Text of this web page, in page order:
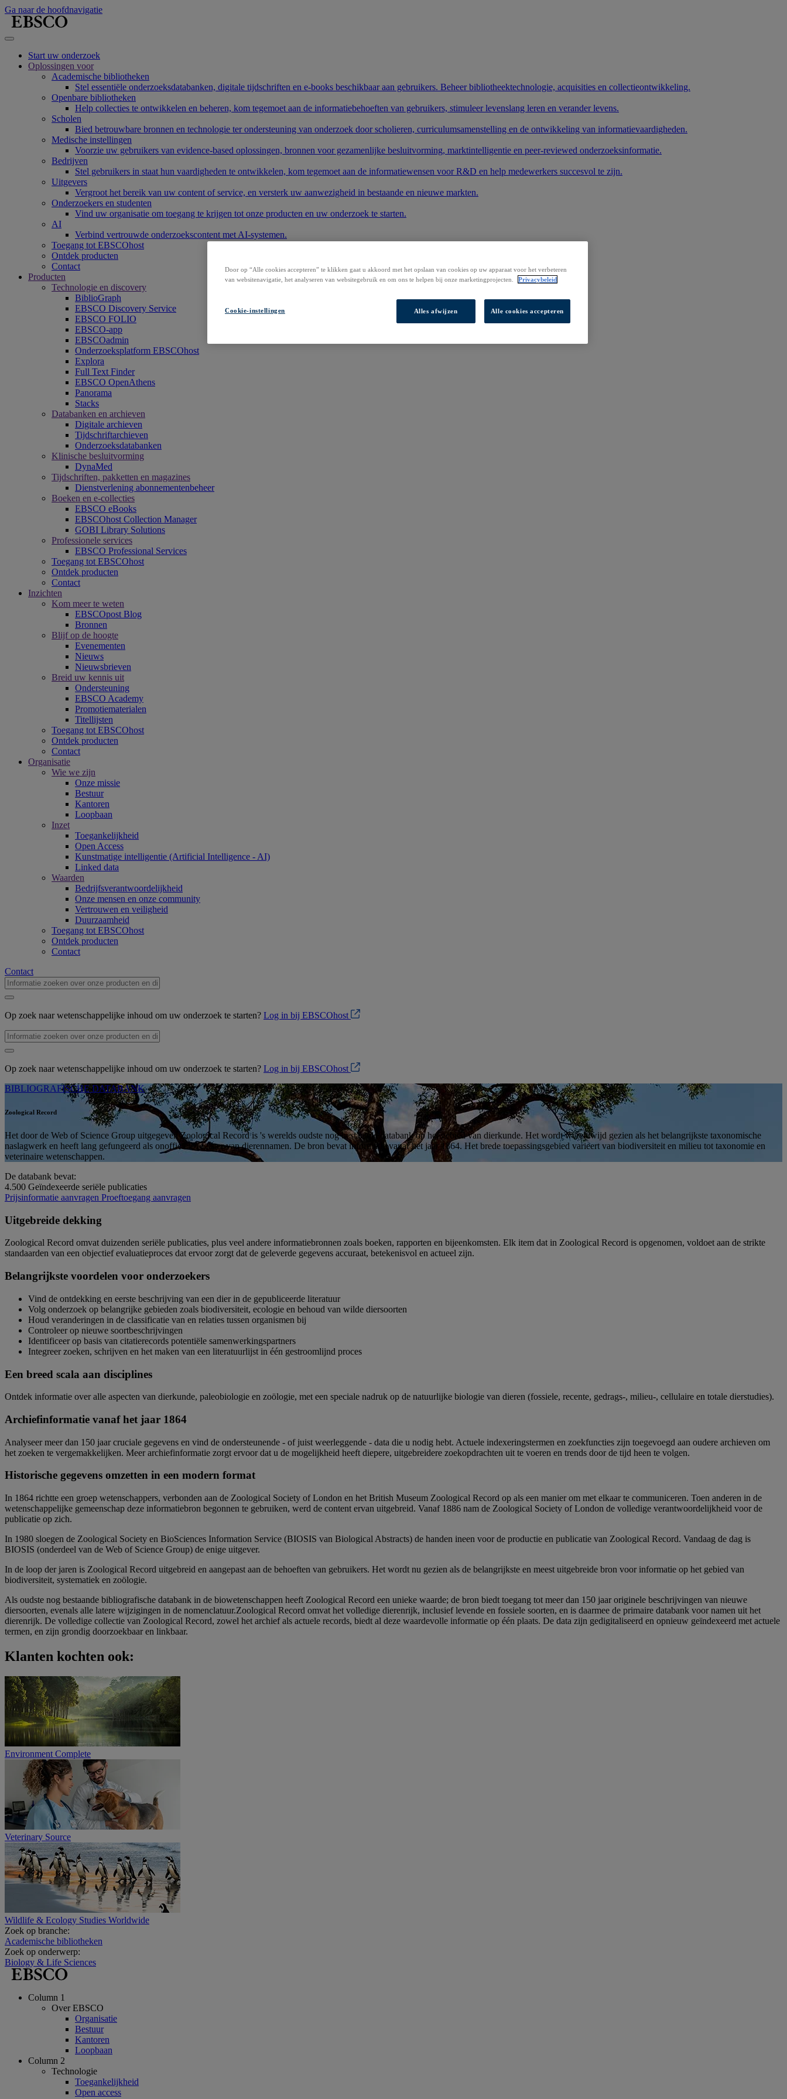
Ga naar de hoofdnavigatie
Start uw onderzoek
Oplossingen voor
Academische bibliotheken
Stel essentiële onderzoeksdatabanken, digitale tijdschriften en e-books beschikbaar aan gebruikers. Beheer bibliotheektechnologie, acquisities en collectieontwikkeling.
Openbare bibliotheken
Help collecties te ontwikkelen en beheren, kom tegemoet aan de informatiebehoeften van gebruikers, stimuleer levenslang leren en verander levens.
Scholen
Bied betrouwbare bronnen en technologie ter ondersteuning van onderzoek door scholieren, curriculumsamenstelling en de ontwikkeling van informatievaardigheden.
Medische instellingen
Voorzie uw gebruikers van evidence-based oplossingen, bronnen voor gezamenlijke besluitvorming, marktintelligentie en peer-reviewed onderzoeksinformatie.
Bedrijven
Stel gebruikers in staat hun vaardigheden te ontwikkelen, kom tegemoet aan de informatiewensen voor R&D en help medewerkers succesvol te zijn.
Uitgevers
Vergroot het bereik van uw content of service, en versterk uw aanwezigheid in bestaande en nieuwe markten.
Onderzoekers en studenten
Vind uw organisatie om toegang te krijgen tot onze producten en uw onderzoek te starten.
AI
Verbind vertrouwde onderzoekscontent met AI-systemen.
Toegang tot EBSCOhost
Ontdek producten
Contact
Producten
Technologie en discovery
BiblioGraph
EBSCO Discovery Service
EBSCO FOLIO
EBSCO-app
EBSCOadmin
Onderzoeksplatform EBSCOhost
Explora
Full Text Finder
EBSCO OpenAthens
Panorama
Stacks
Databanken en archieven
Digitale archieven
Tijdschriftarchieven
Onderzoeksdatabanken
Klinische besluitvorming
DynaMed
Tijdschriften, pakketten en magazines
Dienstverlening abonnementenbeheer
Boeken en e-collecties
EBSCO eBooks
EBSCOhost Collection Manager
GOBI Library Solutions
Professionele services
EBSCO Professional Services
Toegang tot EBSCOhost
Ontdek producten
Contact
Inzichten
Kom meer te weten
EBSCOpost Blog
Bronnen
Blijf op de hoogte
Evenementen
Nieuws
Nieuwsbrieven
Breid uw kennis uit
Ondersteuning
EBSCO Academy
Promotiematerialen
Titellijsten
Toegang tot EBSCOhost
Ontdek producten
Contact
Organisatie
Wie we zijn
Onze missie
Bestuur
Kantoren
Loopbaan
Inzet
Toegankelijkheid
Open Access
Kunstmatige intelligentie (Artificial Intelligence - AI)
Linked data
Waarden
Bedrijfsverantwoordelijkheid
Onze mensen en onze community
Vertrouwen en veiligheid
Duurzaamheid
Toegang tot EBSCOhost
Ontdek producten
Contact
Contact
Op zoek naar wetenschappelijke inhoud om uw onderzoek te starten? Log in bij EBSCOhost
Op zoek naar wetenschappelijke inhoud om uw onderzoek te starten? Log in bij EBSCOhost
BIBLIOGRAFISCHE DATABANK
Zoological Record
Het door de Web of Science Group uitgegeven Zoological Record is 's werelds oudste nog bestaande databank op het gebied van dierkunde. Het wordt wereldwijd gezien als het belangrijkste taxonomische
naslagwerk en heeft lang gefungeerd als onofficiële register van dierennamen. De bron bevat informatie vanaf het jaar 1864. Het brede toepassingsgebied varieert van biodiversiteit en milieu tot taxonomie en
veterinaire wetenschappen.
De databank bevat:
4.500 Geïndexeerde seriële publicaties
Prijsinformatie aanvragen Proeftoegang aanvragen
Uitgebreide dekking
Zoological Record omvat duizenden seriële publicaties, plus veel andere informatiebronnen zoals boeken, rapporten en bijeenkomsten. Elk item dat in Zoological Record is opgenomen, voldoet aan de strikte
standaarden van een objectief evaluatieproces dat ervoor zorgt dat de geleverde gegevens accuraat, betekenisvol en actueel zijn.
Belangrijkste voordelen voor onderzoekers
Vind de ontdekking en eerste beschrijving van een dier in de gepubliceerde literatuur
Volg onderzoek op belangrijke gebieden zoals biodiversiteit, ecologie en behoud van wilde diersoorten
Houd veranderingen in de classificatie van en relaties tussen organismen bij
Controleer op nieuwe soortbeschrijvingen
Identificeer op basis van citatierecords potentiële samenwerkingspartners
Integreer zoeken, schrijven en het maken van een literatuurlijst in één gestroomlijnd proces
Een breed scala aan disciplines
Ontdek informatie over alle aspecten van dierkunde, paleobiologie en zoölogie, met een speciale nadruk op de natuurlijke biologie van dieren (fossiele, recente, gedrags-, milieu-, cellulaire en totale dierstudies).
Archiefinformatie vanaf het jaar 1864
Analyseer meer dan 150 jaar cruciale gegevens en vind de ondersteunende - of juist weerleggende - data die u nodig hebt. Actuele indexeringstermen en zoekfuncties zijn toegevoegd aan oudere archieven om
het zoeken te vergemakkelijken. Meer archiefinformatie zorgt ervoor dat u de mogelijkheid heeft diepere, uitgebreidere zoekopdrachten uit te voeren en trends door de tijd heen te volgen.
Historische gegevens omzetten in een modern format
In 1864 richtte een groep wetenschappers, verbonden aan de Zoological Society of London en het British Museum Zoological Record op als een manier om met elkaar te communiceren. Toen anderen in de
wetenschappelijke gemeenschap deze informatiebron begonnen te gebruiken, werd de content ervan uitgebreid. Vanaf 1886 nam de Zoological Society of London de volledige verantwoordelijkheid voor de
publicatie op zich.
In 1980 sloegen de Zoological Society en BioSciences Information Service (BIOSIS van Biological Abstracts) de handen ineen voor de productie en publicatie van Zoological Record. Vandaag de dag is
BIOSIS (onderdeel van de Web of Science Group) de enige uitgever.
In de loop der jaren is Zoological Record uitgebreid en aangepast aan de behoeften van gebruikers. Het wordt nu gezien als de belangrijkste en meest uitgebreide bron voor informatie op het gebied van
biodiversiteit, systematiek en zoölogie.
Als oudste nog bestaande bibliografische databank in de biowetenschappen heeft Zoological Record een unieke waarde; de bron biedt toegang tot meer dan 150 jaar originele beschrijvingen van nieuwe
diersoorten, evenals alle latere wijzigingen in de nomenclatuur.Zoological Record omvat het volledige dierenrijk, inclusief levende en fossiele soorten, en is daarmee de primaire databank voor namen uit het
dierenrijk. De volledige collectie van Zoological Record, zowel het archief als actuele records, biedt al deze waardevolle informatie op één plaats. De data zijn gedigitaliseerd en opnieuw geïndexeerd met actuele
termen, en zijn grondig doorzoekbaar en linkbaar.
Klanten kochten ook:
Environment Complete
Veterinary Source
Wildlife & Ecology Studies Worldwide
Zoek op branche:
Academische bibliotheken
Zoek op onderwerp:
Biology & Life Sciences
Column 1
Over EBSCO
Organisatie
Bestuur
Kantoren
Loopbaan
Column 2
Technologie
Toegankelijkheid
Open access
Door op “Alle cookies accepteren” te klikken gaat u akkoord met het opslaan van cookies op uw apparaat voor het verbeteren
van websitenavigatie, het analyseren van websitegebruik en om ons te helpen bij onze marketingprojecten.
Privacybeleid
Cookie-instellingen Alles afwijzen Alle cookies accepteren